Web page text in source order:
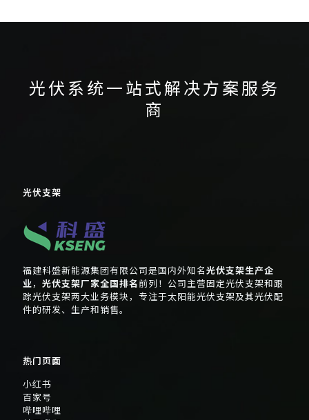
光伏系统一站式解决方案服务
商
光伏支架
福建科盛新能源集团有限公司是国内外知名光伏支架生产企
业， 光伏支架厂家全国排名前列！公司主营固定光伏支架和跟
踪光伏支架两大业务模块，专注于太阳能光伏支架及其光伏配
件的研发、生产和销售。
热门页面
小红书
百家号
哔哩哔哩